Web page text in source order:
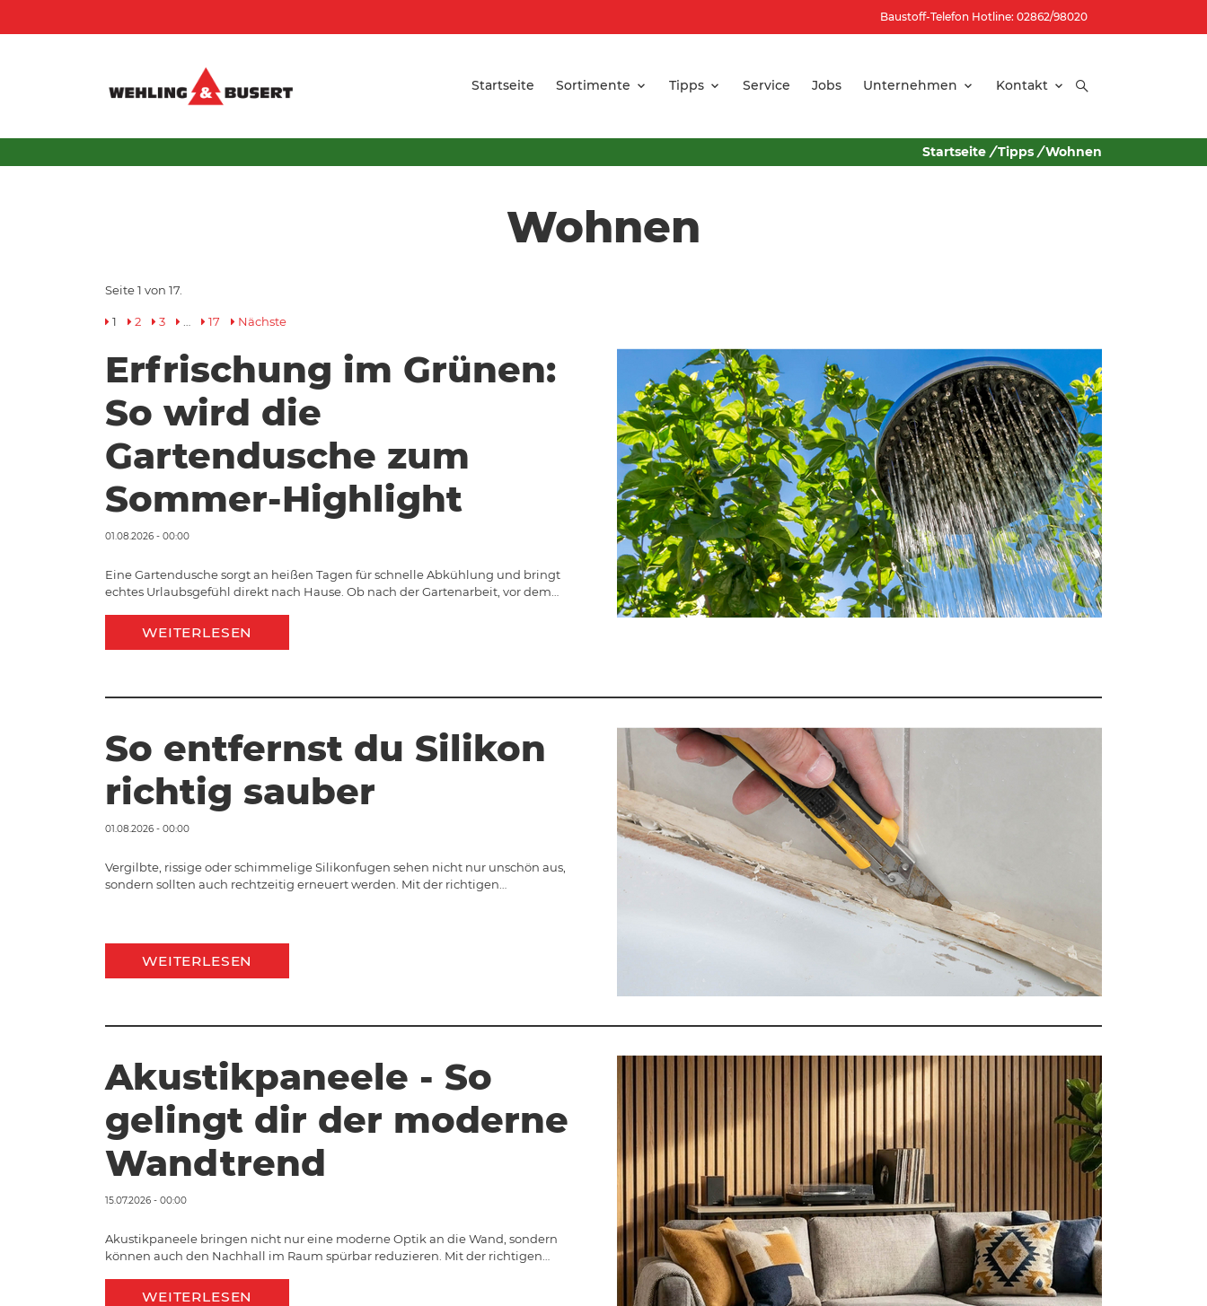
Baustoff-Telefon Hotline: 02862/98020
Startseite Sortimente Tipps Service Jobs Unternehmen Kontakt
Startseite / Tipps / Wohnen
Wohnen
Seite 1 von 17.
1 2 3 17 Nächste
Erfrischung im Grünen:
So wird die
Gartendusche zum
Sommer-Highlight
01.08.2026 - 00:00
Eine Gartendusche sorgt an heißen Tagen für schnelle Abkühlung und bringt
echtes Urlaubsgefühl direkt nach Hause. Ob nach der Gartenarbeit, vor dem…
WEITERLESEN
So entfernst du Silikon
richtig sauber
01.08.2026 - 00:00
Vergilbte, rissige oder schimmelige Silikonfugen sehen nicht nur unschön aus,
sondern sollten auch rechtzeitig erneuert werden. Mit der richtigen…
WEITERLESEN
Akustikpaneele - So
gelingt dir der moderne
Wandtrend
15.07.2026 - 00:00
Akustikpaneele bringen nicht nur eine moderne Optik an die Wand, sondern
können auch den Nachhall im Raum spürbar reduzieren. Mit der richtigen…
WEITERLESEN